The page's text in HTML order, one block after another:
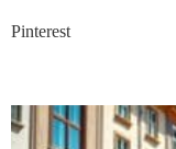
Pinterest